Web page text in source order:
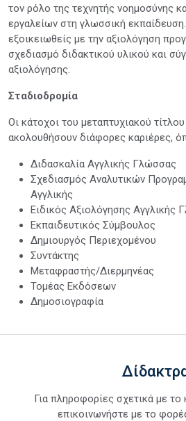
τον ρόλο της τεχνητής νοημοσύνης
εργαλείων στη γλωσσική
εξοικειωθείς με την αξιολόγηση
σχεδιασμό διδακτικού υλικού και
αξιολόγησης.
Σταδιοδρομία
Οι κάτοχοι του μεταπτυχιακού
ακολουθήσουν διάφορες καριέρες,
Διδασκαλία Αγγλικής Γλώσσας
Σχεδιασμός Αναλυτικών
Αγγλικής
Ειδικός Αξιολόγησης Αγγλικής
Εκπαιδευτικός Σύμβουλος
Δημιουργός Περιεχομένου
Συντάκτης
Μεταφραστής/Διερμηνέας
Τομέας Εκδόσεων
Δημοσιογραφία
Για πληροφορίες σχετικά με
επικοινωνήστε με το